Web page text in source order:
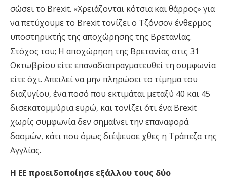
σώσει το Brexit. «Χρειάζονται κότσια και θάρρος» για
να πετύχουμε το Brexit τονίζει ο Τζόνσον ένθερμος
υποστηρικτής της αποχώρησης της Βρετανίας.
Στόχος του; Η αποχώρηση της Βρετανίας στις 31
Οκτωβρίου είτε επαναδιαπραγματευθεί τη συμφωνία
είτε όχι. Απειλεί να μην πληρώσει το τίμημα του
διαζυγίου, ένα ποσό που εκτιμάται μεταξύ 40 και 45
δισεκατομμύρια ευρώ, και τονίζει ότι ένα Brexit
χωρίς συμφωνία δεν σημαίνει την επαναφορά
δασμών, κάτι που όμως διέψευσε χθες η Τράπεζα της
Αγγλίας.
Η ΕΕ προειδοποίησε εξάλλου τους δύο